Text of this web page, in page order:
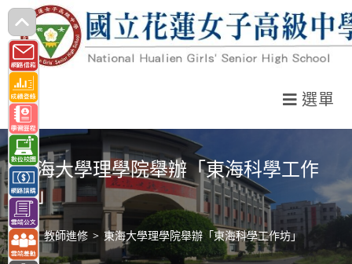
跳
轉
至
主
要
內
容
選單
東海大學理學院舉辦「東海科學工作
坊」
> 教師進修 > 東海大學理學院舉辦「東海科學工作坊」